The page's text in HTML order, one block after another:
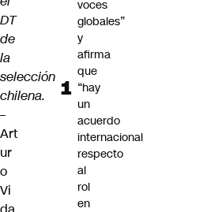
DT
de
la
selección
chilena.
–
Art
ur
o
Vi
voces
globales”
y
afirma
que
“hay
un
acuerdo
internacional
respecto
al
rol
en